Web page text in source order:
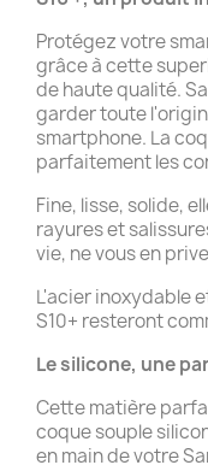
Protégez votre
grâce à cette
de haute qualité.
garder toute
smartphone. La
parfaitement les
Fine, lisse, solide,
rayures et
vie, ne vous en
L'acier inoxydable
S10+ resteront
Le silicone, une
Cette matière
coque souple
en main de votre